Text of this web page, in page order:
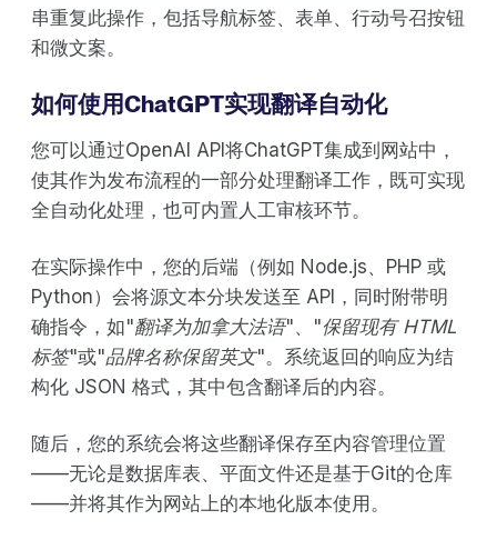
串重复此操作，包括导航标签、表单、行动号召按钮
和微文案。
如何使用ChatGPT实现翻译自动化
您可以通过OpenAI API将ChatGPT集成到网站中，
使其作为发布流程的一部分处理翻译工作，既可实现
全自动化处理，也可内置人工审核环节。
在实际操作中，您的后端（例如 Node.js、PHP 或
Python）会将源文本分块发送至 API，同时附带明
确指令，如"翻译为加拿大法语"、"保留现有 HTML
标签"或"品牌名称保留英文"。系统返回的响应为结
构化 JSON 格式，其中包含翻译后的内容。
随后，您的系统会将这些翻译保存至内容管理位置
——无论是数据库表、平面文件还是基于Git的仓库
——并将其作为网站上的本地化版本使用。